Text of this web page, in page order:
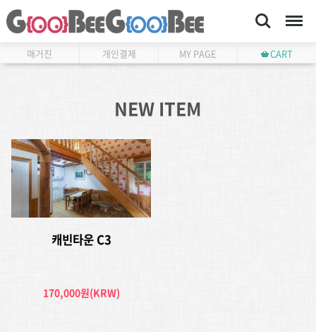
Search Menu
매거진 개인결제 MY PAGE CART
NEW ITEM
캐빈타운 C3
170,000원(KRW)